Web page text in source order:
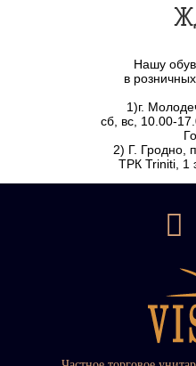
Нашу
в
1)г.
сб, вс, 10.00-
2) Г. Гродно,
ТРК Triniti, 1